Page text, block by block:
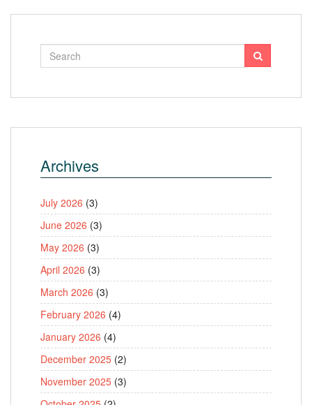
Archives
July 2026 (3)
June 2026 (3)
May 2026 (3)
April 2026 (3)
March 2026 (3)
February 2026 (4)
January 2026 (4)
December 2025 (2)
November 2025 (3)